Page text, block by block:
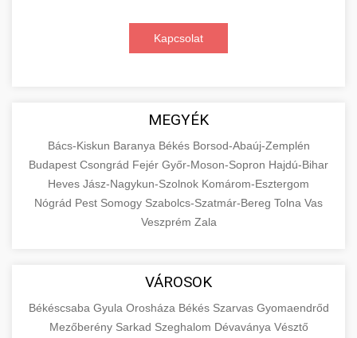
Visit Service Center
Comprehensive online marketing services
including SEO, social media management, and
aimarketingugynokseg.hu
digital agency services
🛴 3. legjobb elektromos roller
Compare top models, features, and prices to
View Top Models e-scooter reviews
🔗 4. prémium linképítés
High-quality backlink acquisition services to
boost your website's authority and search
engine rankings. White-hat techniques only.
📦 5. termékek és
szolgáltatások
+
economics and business. Learn about product
types and service categories.
💶 6. eus pénzek
🚀 8. seo ügynökség +
Kapcsolat
MEGYÉK
Bács-Kiskun Baranya Békés Borsod-Abaúj-Zemplén
Budapest Csongrád Fejér Győr-Moson-Sopron Hajdú-Bihar
Heves Jász-Nagykun-Szolnok Komárom-Esztergom
Nógrád Pest Somogy Szabolcs-Szatmár-Bereg Tolna Vas
Veszprém Zala
VÁROSOK
Békéscsaba Gyula Orosháza Békés Szarvas Gyomaendrőd
Mezőberény Sarkad Szeghalom Dévaványa Vésztő